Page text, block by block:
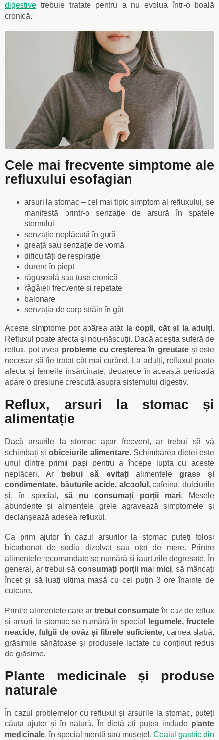
digestive trebuie tratate pentru a nu evolua într-o boală
cronică.
Cele mai frecvente simptome ale
refluxului esofagian
arsuri la stomac – cel mai tipic simptom al refluxului, se
manifestă printr-o senzație de arsură în spatele
sternului
senzație neplăcută în gură
greață sau senzație de vomă
dificultăți de respirație
durere în piept
răgușeală sau tuse cronică
râgâieli frecvente și repetate
balonare
senzația de corp străin în gât
Aceste simptome pot apărea atât la copii, cât și la adulți.
Refluxul poate afecta și nou-născuții. Dacă aceștia suferă de
reflux, pot avea probleme cu creșterea în greutateși este
necesar să fie tratat cât mai curând. La adulți, refluxul poate
afecta și femeile însărcinate, deoarece în această perioadă
apare o presiune crescută asupra sistemului digestiv.
Reflux, arsuri la stomac și
alimentație
Dacă arsurile la stomac apar frecvent, ar trebui să vă
schimbați șiobiceiurile alimentare. Schimbarea dietei este
unul dintre primii pași pentru a începe lupta cu aceste
neplăceri. Artrebui să evitațialimentele grase și
condimentate, băuturile acide, alcoolul,cafeina, dulciurile
și, în special, să nu consumați porții mari. Mesele
abundente și alimentele grele agravează simptomele și
declanșează adesea refluxul.
Ca prim ajutor în cazul arsurilor la stomac puteți folosi
bicarbonat de sodiu dizolvat sau oțet de mere. Printre
alimentele recomandate se numără și iaurturile degresate. În
general, ar trebui să consumați porții mai mici, să mâncați
încet și să luați ultima masă cu cel puțin 3 ore înainte de
culcare.
Printre alimentele care ar trebui consumateîn caz de reflux
și arsuri la stomac se numără în special
legumele, fructele
neacide, fulgii de ovăz și fibrele suficiente,carnea slabă,
grăsimile sănătoase și produsele lactate cu conținut redus
de grăsime.
Plante medicinale și produse
naturale
În cazul problemelor cu refluxul și arsurile la stomac, puteți
căuta ajutor și în natură. În dietă ați putea include plante
medicinale, în special mentă sau mușețel. Ceaiul gastric din